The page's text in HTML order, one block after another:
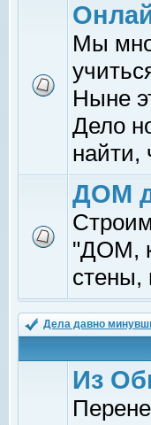
Мы
Ныне
Дело
найти,
ДОМ
"ДОМ,
стены,
Дела давно
Из